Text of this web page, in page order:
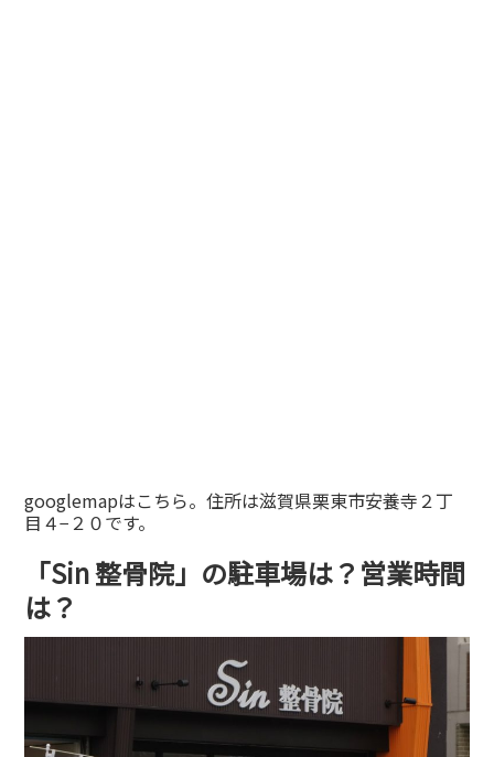
googlemapはこちら。住所は滋賀県栗東市安養寺２丁
目４−２０です。
「Sin 整骨院」の駐車場は？営業時間
は？